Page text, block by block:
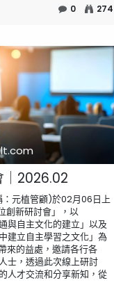
0 274
｜2026.02
元植管顧)於02月06日上
創新研討會」，以
與自主文化的建立」以及
建立自主學習之文化」為
來的益處，邀請各行各
士，透過此次線上研討
人才交流和分享新知，從